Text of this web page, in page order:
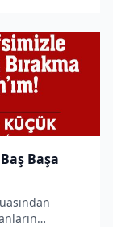
Başa